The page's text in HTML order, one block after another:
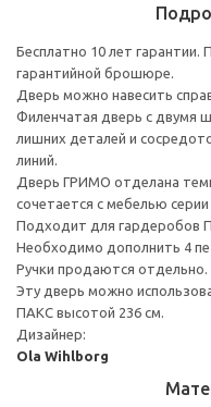
Бесплатно 10 лет
гарантийной брошюре.
Дверь можно навесить
Филенчатая дверь с двумя
лишних деталей и
линий.
Дверь ГРИМО отделана
сочетается с мебелью серии
Подходит для гардеробов
Необходимо дополнить 4
Ручки продаются отдельно.
Эту дверь можно
ПАКС высотой 236 см.
Дизайнер:
Ola Wihlborg